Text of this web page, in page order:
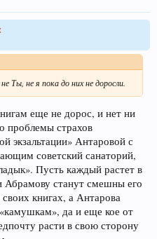
Ты, не я пока до них не доросли.
еще не дорос, и нет ни
проблемы страхов
экзальтации» Антаровой с
советский санаторий,
Пусть каждый растет в
станут смешны его
книгах, а Антарова
да и еще кое от
расти в свою сторону